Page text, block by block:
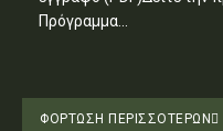
Πρόγραμμα...
ΦΌΡΤΩΣΗ ΠΕΡΙΣΣΟΤΈΡΩΝ